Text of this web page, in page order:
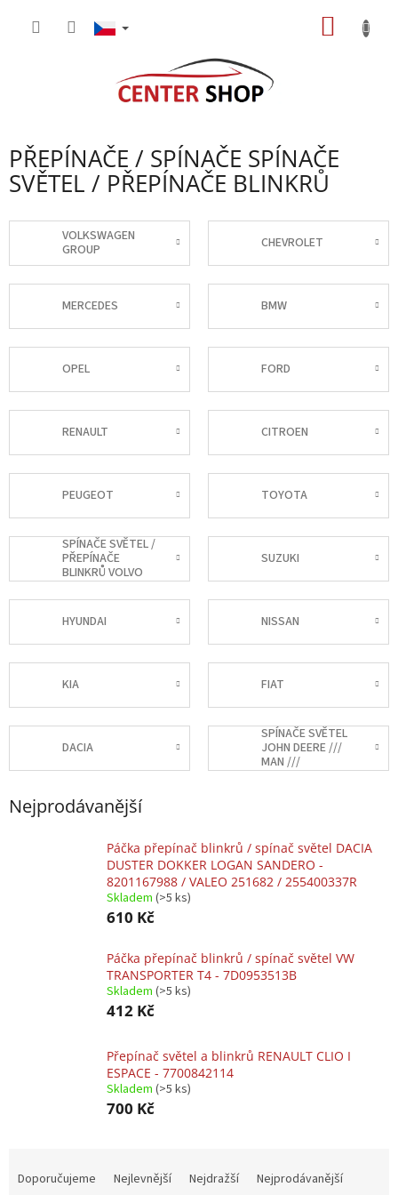
PŘEPÍNAČE / SPÍNAČE SPÍNAČE
SVĚTEL / PŘEPÍNAČE BLINKRŮ
VOLKSWAGEN
GROUP
CHEVROLET
MERCEDES BMW
OPEL FORD
RENAULT CITROEN
PEUGEOT TOYOTA
SPÍNAČE SVĚTEL /
PŘEPÍNAČE
BLINKRŮ VOLVO
SUZUKI
HYUNDAI NISSAN
KIA FIAT
DACIA
SPÍNAČE SVĚTEL
JOHN DEERE ///
MAN ///
EUROCARGO
Nejprodávanější
Páčka přepínač blinkrů / spínač světel DACIA
DUSTER DOKKER LOGAN SANDERO -
8201167988 / VALEO 251682 / 255400337R
Skladem (>5 ks)
610 Kč
Páčka přepínač blinkrů / spínač světel VW
TRANSPORTER T4 - 7D0953513B
Skladem (>5 ks)
412 Kč
Přepínač světel a blinkrů RENAULT CLIO I
ESPACE - 7700842114
Skladem (>5 ks)
700 Kč
Doporučujeme Nejlevnější Nejdražší
Nejprodávanější